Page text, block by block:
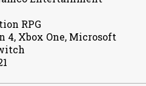
RPG
4, Xbox One, Microsoft